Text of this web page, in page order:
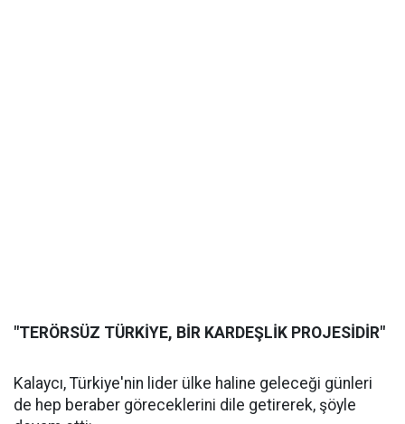
"TERÖRSÜZ TÜRKİYE, BİR KARDEŞLİK PROJESİDİR"
Kalaycı, Türkiye'nin lider ülke haline geleceği günleri
de hep beraber göreceklerini dile getirerek, şöyle